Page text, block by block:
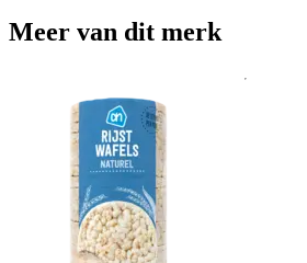
Meer van dit merk